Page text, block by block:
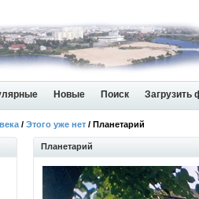
Новые Поиск Загрузить
/ Этого уже нет / Планетарий
Планетарий